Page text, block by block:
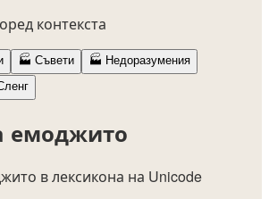
контекста
🏭 Съвети 🏭 Недоразумения
емоджито
в лексикона на Unicode